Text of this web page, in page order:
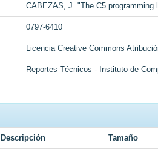
CABEZAS, J. "The C5 programming
0797-6410
Licencia Creative Commons
Reportes Técnicos - Instituto de
Descripción Tamaño